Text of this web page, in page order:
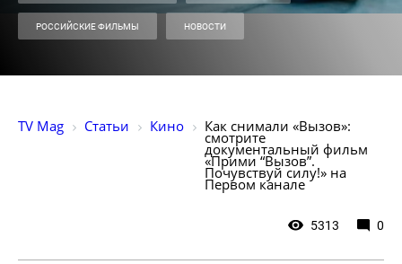
РОССИЙСКИЕ ФИЛЬМЫ НОВОСТИ
TV Mag Статьи Кино Как снимали «Вызов»:
смотрите
документальный фильм
«Прими “Вызов”.
Почувствуй силу!» на
Первом канале
5313 0